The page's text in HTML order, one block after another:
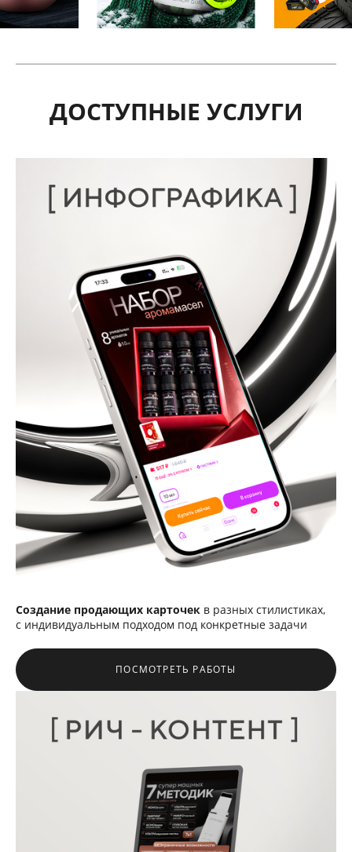
ДОСТУПНЫЕ УСЛУГИ
Создание продающих карточек в разных стилистиках,
с индивидуальным подходом под конкретные задачи
ПОСМОТРЕТЬ РАБОТЫ